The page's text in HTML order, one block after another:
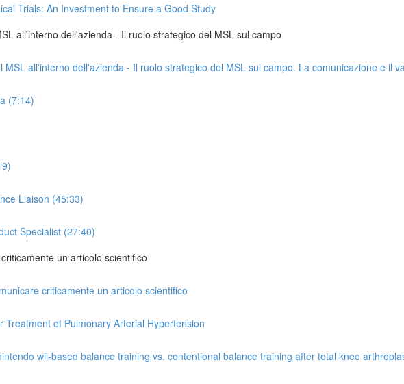
Trials: An Investment to Ensure a Good Study
all'interno dell'azienda - Il ruolo strategico del MSL sul campo
MSL all'interno dell'azienda - Il ruolo strategico del MSL sul campo. La comunicazione e il
(7:14)
Liaison (45:33)
Specialist (27:40)
un articolo scientifico
criticamente un articolo scientifico
Treatment of Pulmonary Arterial Hypertension
wii-based balance training vs. contentional balance training after total knee